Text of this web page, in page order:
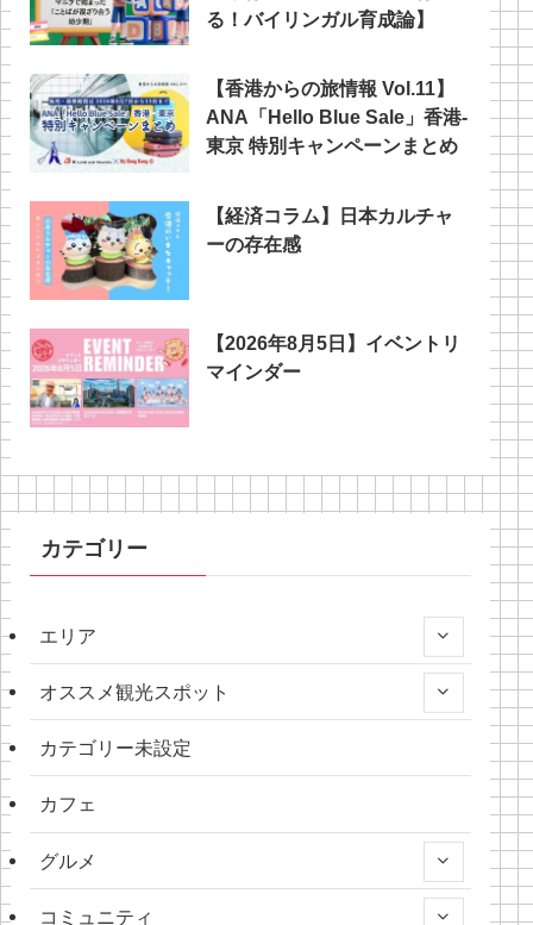
る！バイリンガル育成論】
【香港からの旅情報 Vol.11】
ANA「Hello Blue Sale」香港‐
東京 特別キャンペーンまとめ
【経済コラム】日本カルチャ
ーの存在感
【2026年8月5日】イベントリ
マインダー
カテゴリー
エリア
オススメ観光スポット
カテゴリー未設定
カフェ
グルメ
コミュニティ